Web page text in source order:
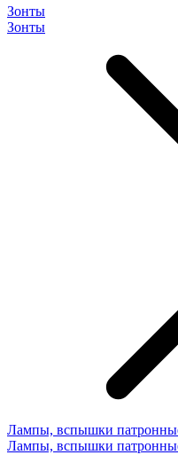
Зонты
Зонты
Лампы, вспышки
Лампы, вспышки